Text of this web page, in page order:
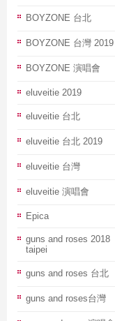
BOYZONE 台北
BOYZONE 台灣 2019
BOYZONE 演唱會
eluveitie 2019
eluveitie 台北
eluveitie 台北 2019
eluveitie 台灣
eluveitie 演唱會
Epica
guns and roses 2018
taipei
guns and roses 台北
guns and roses台灣